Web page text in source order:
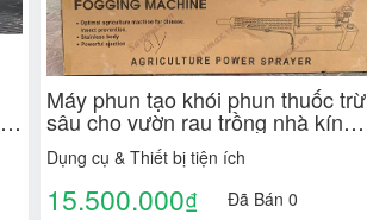
Máy phun tạo khói phun thuốc trừ
sâu cho vườn rau trồng nhà kính
(Miễn phí vận chuyển toàn quốc)
Dụng cụ & Thiết bị tiện ích
15.500.000₫ Đã Bán 0